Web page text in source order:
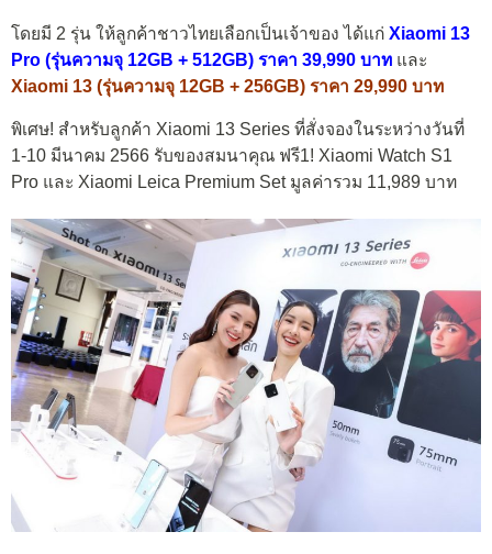
โดยมี 2 รุ่น ให้ลูกค้าชาวไทยเลือกเป็นเจ้าของ ได้แก่ Xiaomi 13
Pro (รุ่นความจุ 12GB + 512GB) ราคา 39,990 บาท และ
Xiaomi 13 (รุ่นความจุ 12GB + 256GB) ราคา 29,990 บาท
พิเศษ! สำหรับลูกค้า Xiaomi 13 Series ที่สั่งจองในระหว่างวันที่
1-10 มีนาคม 2566 รับของสมนาคุณ ฟรี1! Xiaomi Watch S1
Pro และ Xiaomi Leica Premium Set มูลค่ารวม 11,989 บาท